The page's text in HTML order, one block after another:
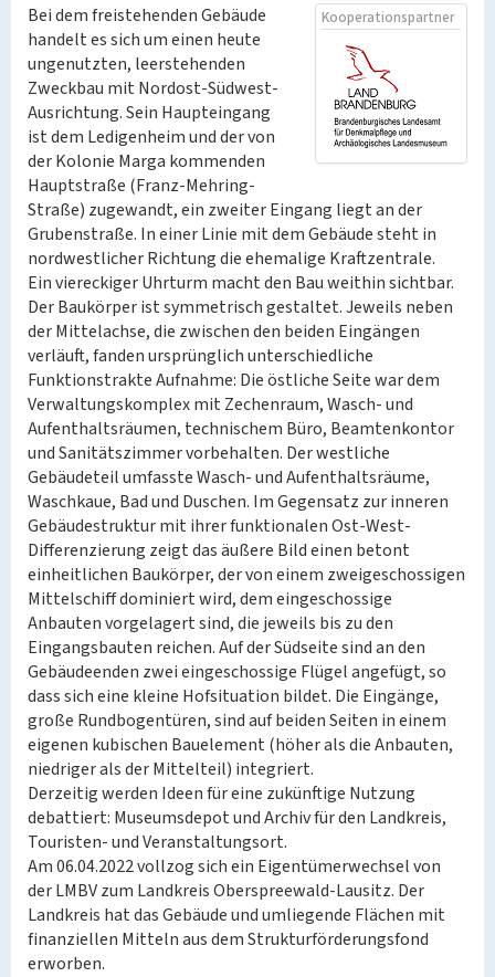
Kooperationspartner
Bei dem freistehenden Gebäude
handelt es sich um einen heute
ungenutzten, leerstehenden
Zweckbau mit Nordost-Südwest-
Ausrichtung. Sein Haupteingang
ist dem Ledigenheim und der von
der Kolonie Marga kommenden
Hauptstraße (Franz-Mehring-
Straße) zugewandt, ein zweiter Eingang liegt an der
Grubenstraße. In einer Linie mit dem Gebäude steht in
nordwestlicher Richtung die ehemalige Kraftzentrale.
Ein viereckiger Uhrturm macht den Bau weithin sichtbar.
Der Baukörper ist symmetrisch gestaltet. Jeweils neben
der Mittelachse, die zwischen den beiden Eingängen
verläuft, fanden ursprünglich unterschiedliche
Funktionstrakte Aufnahme: Die östliche Seite war dem
Verwaltungskomplex mit Zechenraum, Wasch- und
Aufenthaltsräumen, technischem Büro, Beamtenkontor
und Sanitätszimmer vorbehalten. Der westliche
Gebäudeteil umfasste Wasch- und Aufenthaltsräume,
Waschkaue, Bad und Duschen. Im Gegensatz zur inneren
Gebäudestruktur mit ihrer funktionalen Ost-West-
Differenzierung zeigt das äußere Bild einen betont
einheitlichen Baukörper, der von einem zweigeschossigen
Mittelschiff dominiert wird, dem eingeschossige
Anbauten vorgelagert sind, die jeweils bis zu den
Eingangsbauten reichen. Auf der Südseite sind an den
Gebäudeenden zwei eingeschossige Flügel angefügt, so
dass sich eine kleine Hofsituation bildet. Die Eingänge,
große Rundbogentüren, sind auf beiden Seiten in einem
eigenen kubischen Bauelement (höher als die Anbauten,
niedriger als der Mittelteil) integriert.
Derzeitig werden Ideen für eine zukünftige Nutzung
debattiert: Museumsdepot und Archiv für den Landkreis,
Touristen- und Veranstaltungsort.
Am 06.04.2022 vollzog sich ein Eigentümerwechsel von
der LMBV zum Landkreis Oberspreewald-Lausitz. Der
Landkreis hat das Gebäude und umliegende Flächen mit
finanziellen Mitteln aus dem Strukturförderungsfond
erworben.